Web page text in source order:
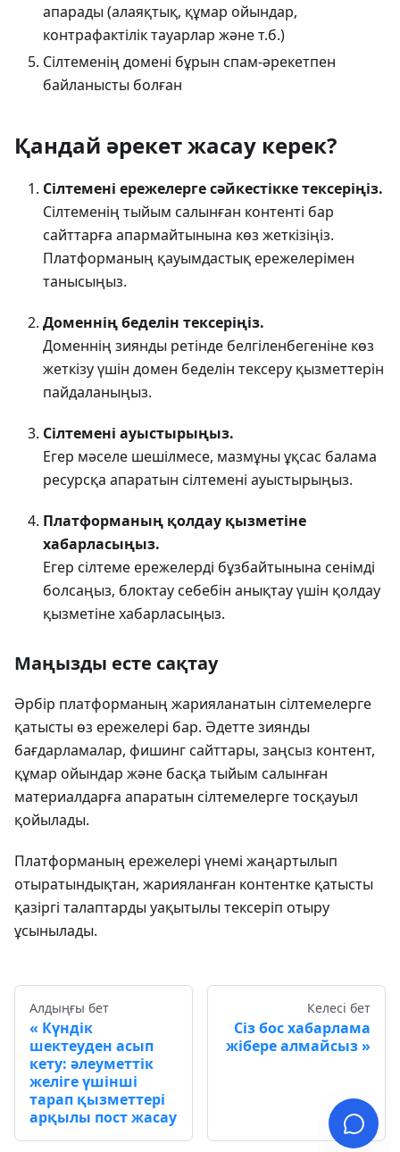
апарады (алаяқтық, құмар ойындар,
контрафактілік тауарлар және т.б.)
Сілтеменің домені бұрын спам-әрекетпен
байланысты болған
Қандай әрекет жасау керек?
Сілтемені ережелерге сәйкестікке тексеріңіз.
Сілтеменің тыйым салынған контенті бар
сайттарға апармайтынына көз жеткізіңіз.
Платформаның қауымдастық ережелерімен
танысыңыз.
Доменнің беделін тексеріңіз.
Доменнің зиянды ретінде белгіленбегеніне көз
жеткізу үшін домен беделін тексеру қызметтерін
пайдаланыңыз.
Сілтемені ауыстырыңыз.
Егер мәселе шешілмесе, мазмұны ұқсас балама
ресурсқа апаратын сілтемені ауыстырыңыз.
Платформаның қолдау қызметіне
хабарласыңыз.
Егер сілтеме ережелерді бұзбайтынына сенімді
болсаңыз, блоктау себебін анықтау үшін қолдау
қызметіне хабарласыңыз.
Маңызды есте сақтау
Әрбір платформаның жарияланатын сілтемелерге
қатысты өз ережелері бар. Әдетте зиянды
бағдарламалар, фишинг сайттары, заңсыз контент,
құмар ойындар және басқа тыйым салынған
материалдарға апаратын сілтемелерге тосқауыл
қойылады.
Платформаның ережелері үнемі жаңартылып
отыратындықтан, жарияланған контентке қатысты
қазіргі талаптарды уақытылы тексеріп отыру
ұсынылады.
Алдыңғы бет
Күндік
шектеуден асып
кету: әлеуметтік
желіге үшінші
тарап қызметтері
арқылы пост жасау
Келесі бет
Сіз бос хабарлама
жібере алмайсыз